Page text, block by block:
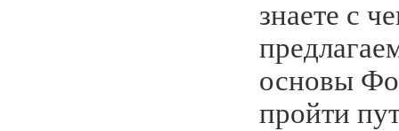
знаете с
основы
пройти